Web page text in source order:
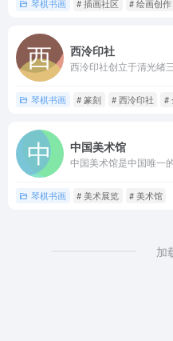
琴棋书画 # 插画社区 # 绘画创作
西泠印社
琴棋书画 # 篆刻 # 西泠印社 #
中国美术馆
中国美术馆是中国唯一
琴棋书画 # 美术展览 # 美术馆
加